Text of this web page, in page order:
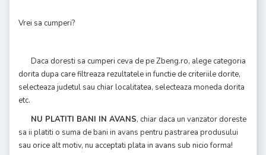
Vrei sa cumperi?
Daca doresti sa cumperi ceva de pe Zbeng.ro, alege categoria
dorita dupa care filtreaza rezultatele in functie de criteriile dorite,
selecteaza judetul sau chiar localitatea, selecteaza moneda dorita
etc.
NU PLATITI BANI IN AVANS, chiar daca un vanzator doreste
sa ii platiti o suma de bani in avans pentru pastrarea produsului
sau orice alt motiv, nu acceptati plata in avans sub nicio forma!